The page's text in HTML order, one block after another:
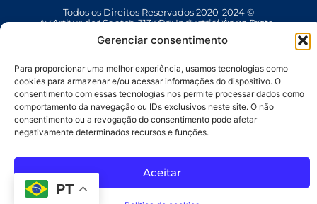
Gerenciar consentimento
Para proporcionar uma melhor experiência, usamos tecnologias como
cookies para armazenar e/ou acessar informações do dispositivo. O
consentimento com essas tecnologias nos permite processar dados como
comportamento da navegação ou IDs exclusivos neste site. O não
consentimento ou a revogação do consentimento pode afetar
negativamente determinados recursos e funções.
Aceitar
Todos os Direitos Reservados 2020-2024 ©
Av Arthur dos Santos, 313 • Pq. Industrial Água Preta • Pindamonhangaba • SP • Brasil • CEP 12404-289
(12) 3642 9006
• dbtec@dbtec.com.br
PT